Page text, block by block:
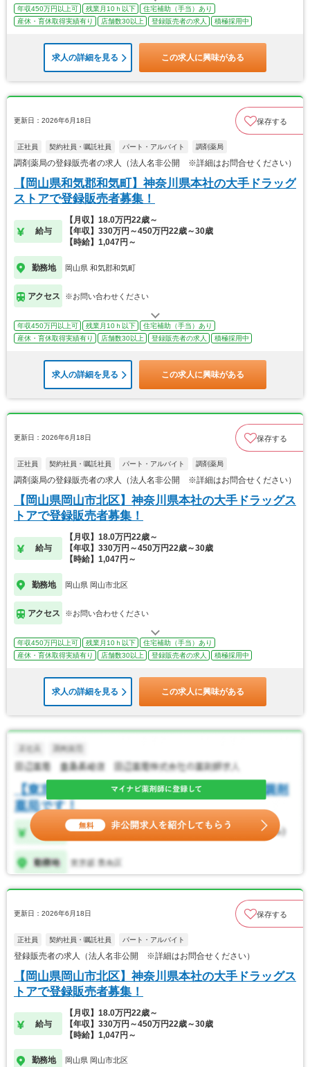
年収450万円以上可 残業月10ｈ以下
住宅補助（手当）あり
産休・育休取得実績有り
店舗数30以上 登録販売者の求人 積極採用中
求人の詳細を見る この求人に興味がある
更新日：2026年6月18日 保存する
正社員 契約社員・嘱託社員 パート・アルバイト 調剤薬局
調剤薬局の登録販売者の求人（法人名非公開 ※詳細はお問合せください）
【岡山県和気郡和気町】神奈川県本社の大手ドラッグ
ストアで登録販売者募集！
給与
【月収】18.0万円22歳～
【年収】330万円～450万円22歳～30歳
【時給】1,047円～
勤務地 岡山県 和気郡和気町
アクセス ※お問い合わせください
年収450万円以上可 残業月10ｈ以下
住宅補助（手当）あり
産休・育休取得実績有り
店舗数30以上 登録販売者の求人 積極採用中
求人の詳細を見る この求人に興味がある
更新日：2026年6月18日 保存する
正社員 契約社員・嘱託社員 パート・アルバイト 調剤薬局
調剤薬局の登録販売者の求人（法人名非公開 ※詳細はお問合せください）
【岡山県岡山市北区】神奈川県本社の大手ドラッグス
トアで登録販売者募集！
給与
【月収】18.0万円22歳～
【年収】330万円～450万円22歳～30歳
【時給】1,047円～
勤務地 岡山県 岡山市北区
アクセス ※お問い合わせください
年収450万円以上可 残業月10ｈ以下
住宅補助（手当）あり
産休・育休取得実績有り
店舗数30以上 登録販売者の求人 積極採用中
求人の詳細を見る この求人に興味がある
更新日：2026年6月18日 保存する
正社員 契約社員・嘱託社員 パート・アルバイト
登録販売者の求人（法人名非公開 ※詳細はお問合せください）
【岡山県岡山市北区】神奈川県本社の大手ドラッグス
トアで登録販売者募集！
給与
【月収】18.0万円22歳～
【年収】330万円～450万円22歳～30歳
【時給】1,047円～
勤務地 岡山県 岡山市北区